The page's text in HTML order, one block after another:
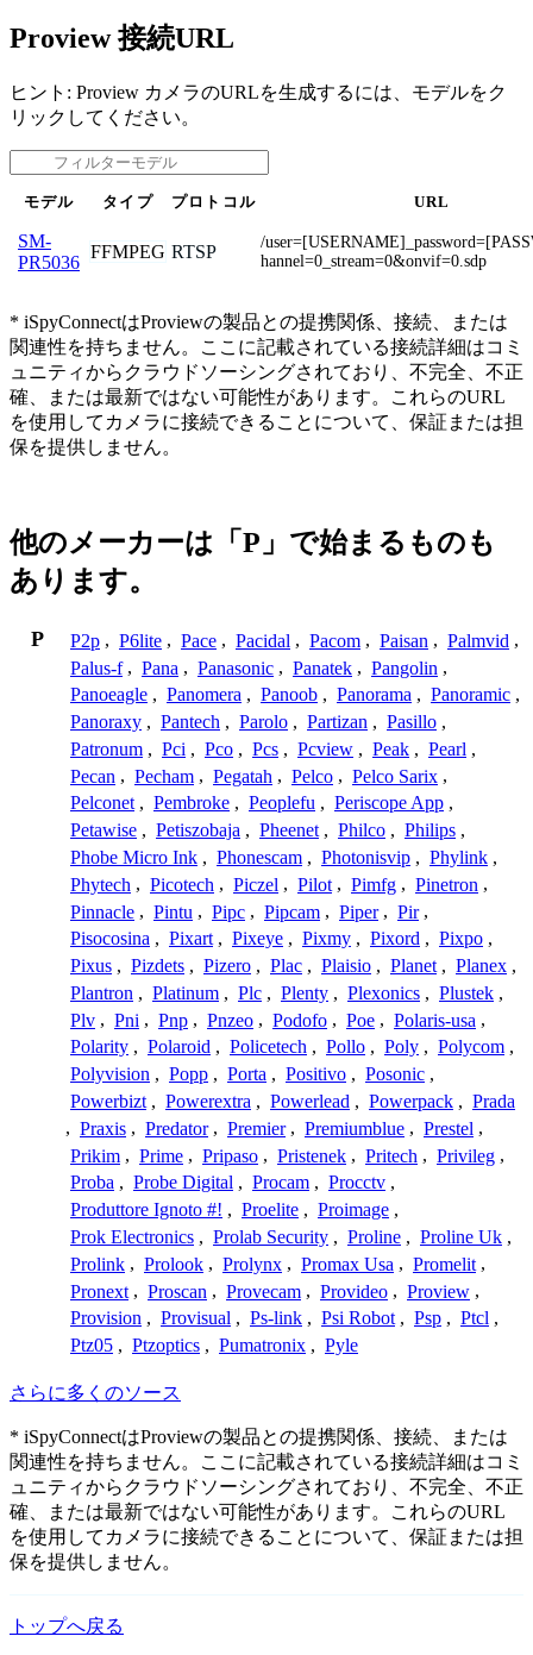
Proview 接続URL
ヒント: Proview カメラのURLを生成するには、モデルをク
リックしてください。
モデル タイプ プロトコル URL
SM-
PR5036
FFMPEG RTSP
/
hannel=0_stream=0&onvif=0.sdp
* iSpyConnectはProviewの製品との提携関係、接続、または
関連性を持ちません。ここに記載されている接続詳細はコミ
ュニティからクラウドソーシングされており、不完全、不正
確、または最新ではない可能性があります。これらのURL
を使用してカメラに接続できることについて、保証または担
保を提供しません。
他のメーカーは「P」で始まるものも
あります。
P P2p , P6lite , Pace , Pacidal , Pacom , Paisan , Palmvid ,
Palus-f , Pana , Panasonic , Panatek , Pangolin ,
Panoeagle , Panomera , Panoob , Panorama , Panoramic ,
Panoraxy , Pantech , Parolo , Partizan , Pasillo ,
Patronum , Pci , Pco , Pcs , Pcview , Peak , Pearl ,
Pecan , Pecham , Pegatah , Pelco , Pelco Sarix ,
Pelconet , Pembroke , Peoplefu , Periscope App ,
Petawise , Petiszobaja , Pheenet , Philco , Philips ,
Phobe Micro Ink , Phonescam , Photonisvip , Phylink ,
Phytech , Picotech , Piczel , Pilot , Pimfg , Pinetron ,
Pinnacle , Pintu , Pipc , Pipcam , Piper , Pir ,
Pisocosina , Pixart , Pixeye , Pixmy , Pixord , Pixpo ,
Pixus , Pizdets , Pizero , Plac , Plaisio , Planet , Planex ,
Plantron , Platinum , Plc , Plenty , Plexonics , Plustek ,
Plv , Pni , Pnp , Pnzeo , Podofo , Poe , Polaris-usa ,
Polarity , Polaroid , Policetech , Pollo , Poly , Polycom ,
Polyvision , Popp , Porta , Positivo , Posonic ,
Powerbizt , Powerextra , Powerlead , Powerpack , Prada
, Praxis , Predator , Premier , Premiumblue , Prestel ,
Prikim , Prime , Pripaso , Pristenek , Pritech , Privileg ,
Proba , Probe Digital , Procam , Procctv ,
Produttore Ignoto #! , Proelite , Proimage ,
Prok Electronics , Prolab Security , Proline , Proline Uk ,
Prolink , Prolook , Prolynx , Promax Usa , Promelit ,
Pronext , Proscan , Provecam , Provideo , Proview ,
Provision , Provisual , Ps-link , Psi Robot , Psp , Ptcl ,
Ptz05 , Ptzoptics , Pumatronix , Pyle
さらに多くのソース
* iSpyConnectはProviewの製品との提携関係、接続、または
関連性を持ちません。ここに記載されている接続詳細はコミ
ュニティからクラウドソーシングされており、不完全、不正
確、または最新ではない可能性があります。これらのURL
を使用してカメラに接続できることについて、保証または担
保を提供しません。
トップへ戻る